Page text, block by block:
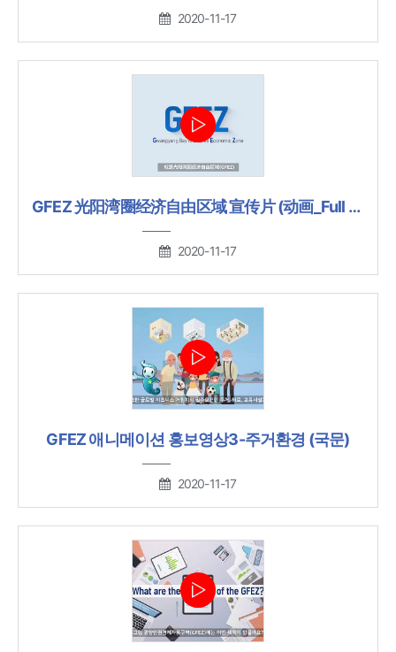
2020-11-17
GFEZ 光阳湾圈经济自由区域 宣传片 (动画_Full Ver.)
2020-11-17
GFEZ 애니메이션 홍보영상3-주거환경 (국문)
2020-11-17